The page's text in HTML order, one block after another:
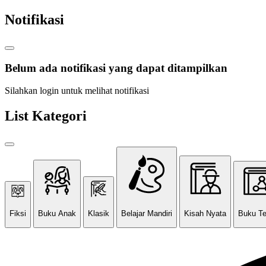
Notifikasi
Belum ada notifikasi yang dapat ditampilkan
Silahkan login untuk melihat notifikasi
List Kategori
Fiksi Buku Anak Klasik Belajar Mandiri Kisah Nyata Buku